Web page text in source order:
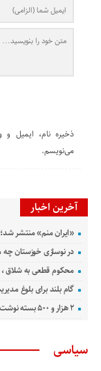
ذخیره نام، ایمیل و
می‌نویسم.
آخرین اخبار
«ایران منم» منتشر
در نوسازی خوزستان چه
محکوم قطعی به شلاق ،
گام بلند برای بلوغ
۲ هزار و ۵۰۰ بسته نوشت‌افزار به دانش‌آموزان خوزستان رسید
سیاسی